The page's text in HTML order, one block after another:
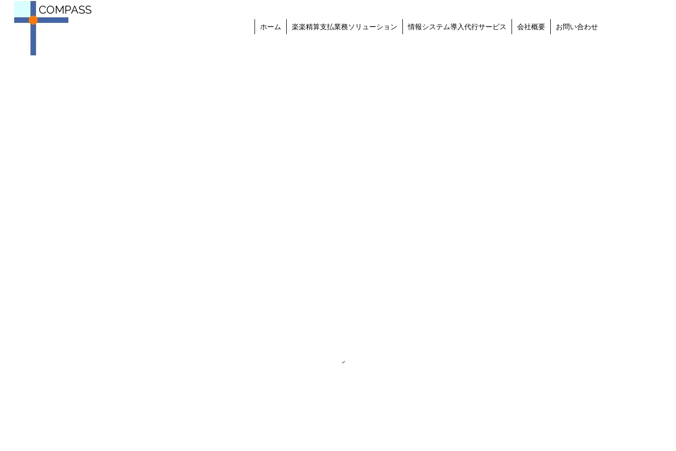
COMPASS
ホーム 楽楽精算支払業務ソリューション 情報システム導入代行サービス 会社概要 お問い合わせ